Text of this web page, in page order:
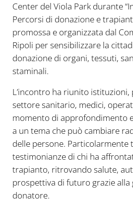
Center del Viola Park durante
Percorsi di donazione e
promossa e organizzata dal
Ripoli per sensibilizzare la
donazione di organi, tessuti,
staminali.
L’incontro ha riunito
settore sanitario, medici,
momento di approfondimento
a un tema che può cambiare
delle persone. Particolarmente
testimonianze di chi ha
trapianto, ritrovando salute,
prospettiva di futuro grazie alla
donatore.